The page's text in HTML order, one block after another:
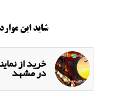
شاید این
خرید از
در مشهد